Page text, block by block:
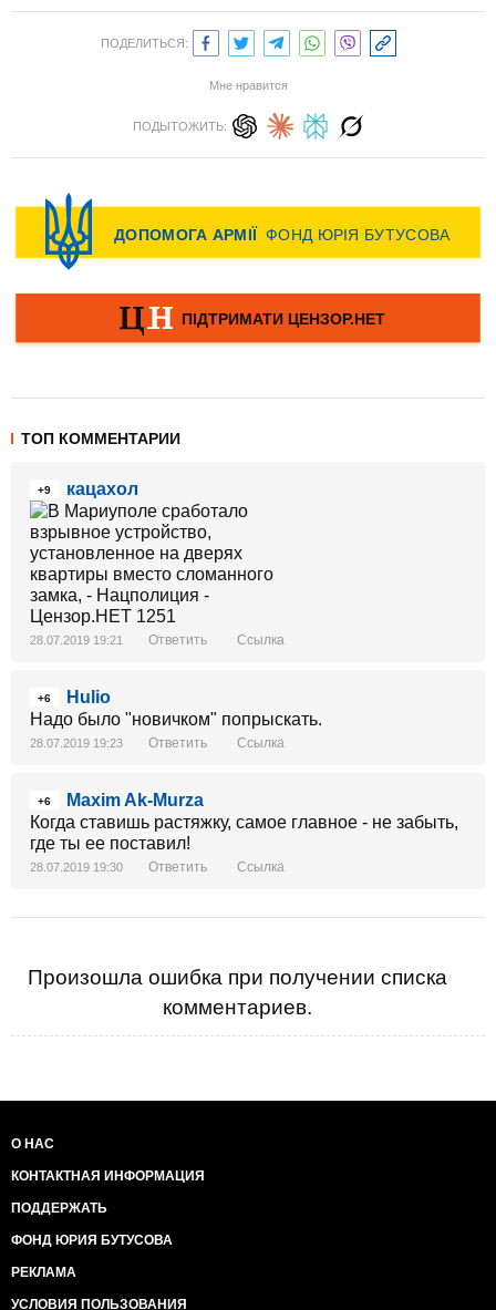
ПОДЕЛИТЬСЯ:
Мне нравится
ПОДЫТОЖИТЬ:
ТОП КОММЕНТАРИИ
+9 кацахол
28.07.2019 19:21 Ответить Ссылка
+6
Hulio
Надо было "новичком" попрыскать.
28.07.2019 19:23 Ответить Ссылка
+6
Maxim Ak-Murza
Когда ставишь растяжку, самое главное - не забыть,
где ты ее поставил!
28.07.2019 19:30 Ответить Ссылка
Произошла ошибка при получении списка
комментариев.
О НАС
КОНТАКТНАЯ ИНФОРМАЦИЯ
ПОДДЕРЖАТЬ
ФОНД ЮРИЯ БУТУСОВА
РЕКЛАМА
УСЛОВИЯ ПОЛЬЗОВАНИЯ